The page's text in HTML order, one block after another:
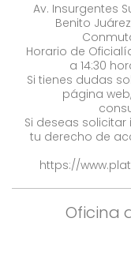
Av. Insurgentes
Benito
Horario de
a 14:30
Si tienes dudas
página
Si deseas solicitar
tu derecho de
https://
Oficina